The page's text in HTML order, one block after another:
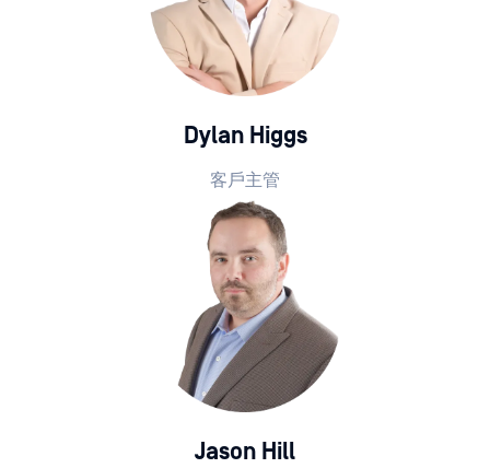
Dylan Higgs
客戶主管
Jason Hill